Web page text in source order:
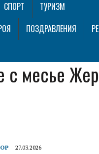
СПОРТ
ТУРИЗМ
ПОЗДРАВЛЕНИЯ
с месье
27.03.2026